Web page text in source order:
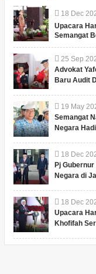
18 Dec
Upacara
Semangat
25 Sep
Advokat
Baru Audit
19 May
Semangat
Negara
18 Dec
Pj
Negara di
18 Dec
Upacara
Khofifah